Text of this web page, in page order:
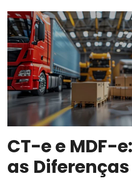
CT-e e MDF-
as Diferenças